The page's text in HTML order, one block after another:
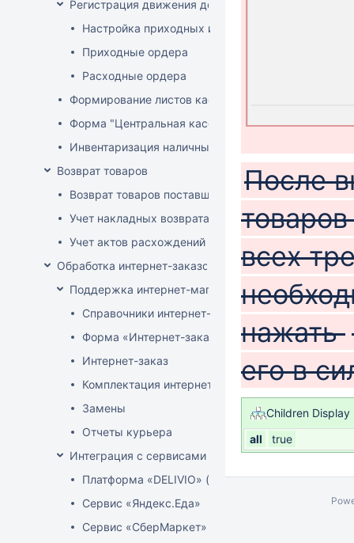
Регистрация движения денег в центральной кассе
Настройка приходных и расходных ордеров
Приходные ордера
Расходные ордера
Формирование листов кассовой книги
Форма "Центральная касса"
Инвентаризация наличных в Центральной кассе
Возврат товаров
Возврат товаров поставщику
Учет накладных возврата товара от покупателей
Учет актов расхождений при возврате товара от
Обработка интернет-заказов
Поддержка интернет-магазина
Справочники интернет-магазина
Форма «Интернет-заказы»
Интернет-заказ
Комплектация интернет-заказов
Замены
Отчеты курьера
Интеграция с сервисами доставки
Платформа «DELIVIO» (Беларусь)
Сервис «Яндекс.Еда»
Сервис «СберМаркет»
После
всех
нажать
его в
Children Display
all
true